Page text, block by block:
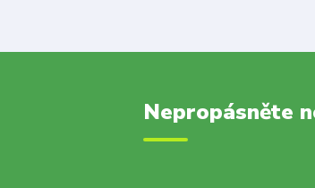
Nepropásněte